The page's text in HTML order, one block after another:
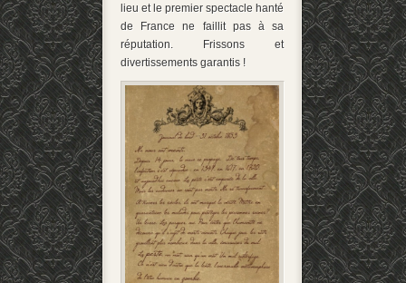
lieu et le premier spectacle hanté
de France ne faillit pas à sa
réputation. Frissons et
divertissements garantis !